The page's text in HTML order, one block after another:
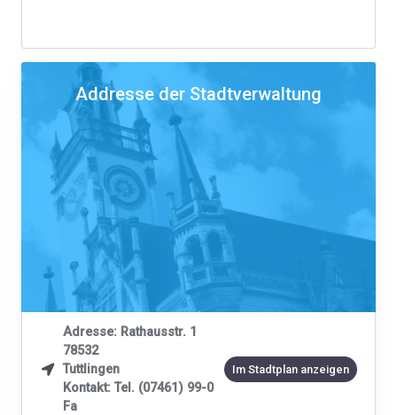
Addresse der Stadtverwaltung

Adresse: Rathausstr. 1
78532
Tuttlingen
Kontakt: Tel. (07461) 99-0
Fa
Im Stadtplan anzeigen